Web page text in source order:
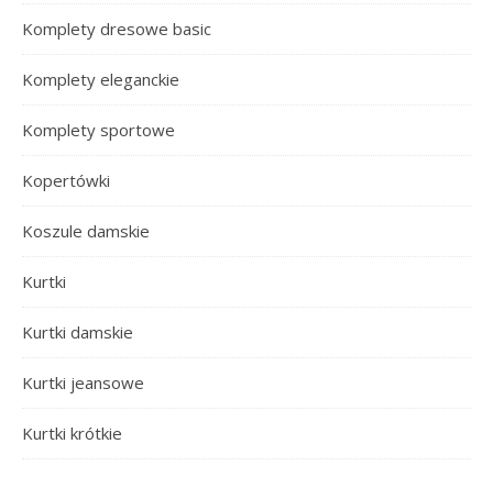
Komplety dresowe basic
Komplety eleganckie
Komplety sportowe
Kopertówki
Koszule damskie
Kurtki
Kurtki damskie
Kurtki jeansowe
Kurtki krótkie